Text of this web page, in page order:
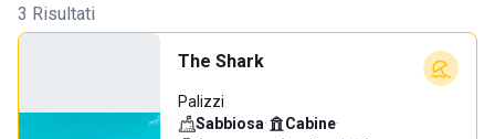
3 Risultati
The Shark
Palizzi
Sabbiosa· Cabine·